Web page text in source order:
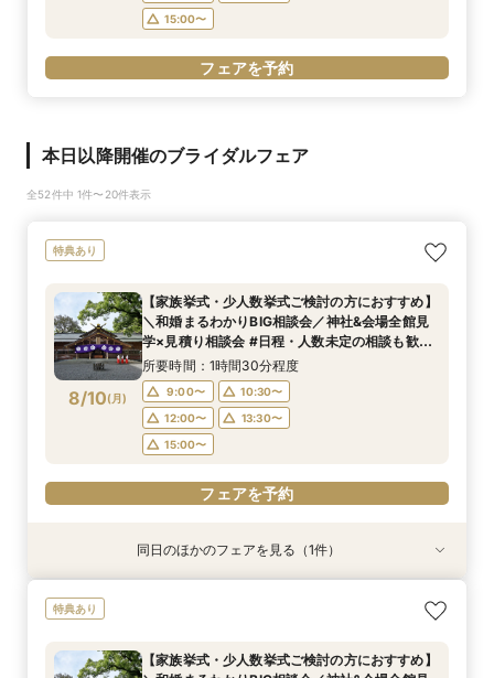
15:00〜
フェアを予約
本日以降開催のブライダルフェア
全52件中 1件〜20件表示
特典あり
8/10(月)
【家族挙式・少人数挙式ご検討の方におすすめ】
＼和婚まるわかりBIG相談会／神社&会場全館見
学×見積り相談会 #日程・人数未定の相談も歓迎
◎
所要時間：1時間30分程度
9:00〜
10:30〜
12:00〜
13:30〜
15:00〜
フェアを予約
＼マイナビ限定！和婚まるわかりBIG相談会／神
社&会場全館見学×見積り相談会#日程・人数未定
所要時間：1時間30分程度
同日のほかのフェアを見る（1件）
特典あり
【家族挙式・少人数挙式ご検討の方におすすめ】